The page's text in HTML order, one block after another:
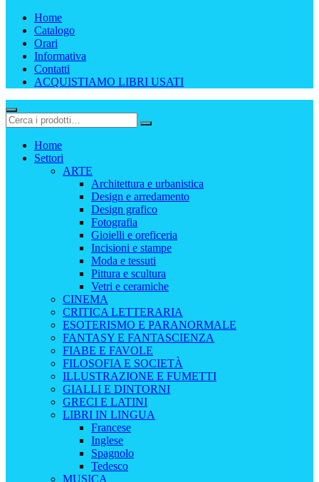
Home
Catalogo
Orari
Informativa
Contatti
ACQUISTIAMO LIBRI USATI
Home
Settori
ARTE
Architettura e urbanistica
Design e arredamento
Design grafico
Fotografia
Gioielli e oreficeria
Incisioni e stampe
Moda e tessuti
Pittura e scultura
Vetri e ceramiche
CINEMA
CRITICA LETTERARIA
ESOTERISMO E PARANORMALE
FANTASY E FANTASCIENZA
FIABE E FAVOLE
FILOSOFIA E SOCIETÀ
ILLUSTRAZIONE E FUMETTI
GIALLI E DINTORNI
GRECI E LATINI
LIBRI IN LINGUA
Francese
Inglese
Spagnolo
Tedesco
MUSICA